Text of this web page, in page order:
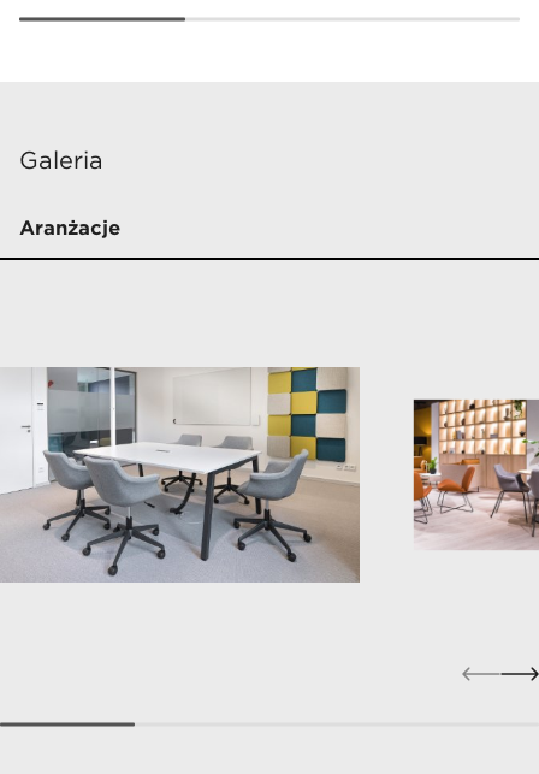
Galeria
Aranżacje